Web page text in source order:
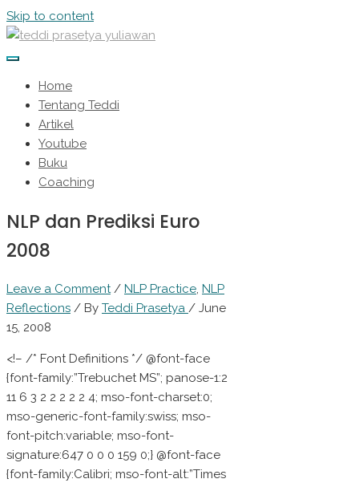
Skip to content
Home
Tentang Teddi
Artikel
Youtube
Buku
Coaching
NLP dan Prediksi Euro
2008
Leave a Comment / NLP Practice, NLP
Reflections / By Teddi Prasetya / June
15, 2008
<!– /* Font Definitions */ @font-face
{font-family:”Trebuchet MS”; panose-1:2
11 6 3 2 2 2 2 2 4; mso-font-charset:0;
mso-generic-font-family:swiss; mso-
font-pitch:variable; mso-font-
signature:647 0 0 0 159 0;} @font-face
{font-family:Calibri; mso-font-alt:”Times